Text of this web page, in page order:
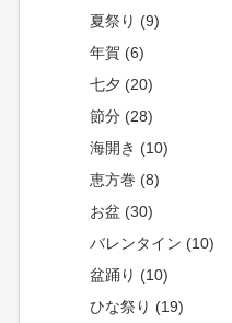
夏祭り (9)
年賀 (6)
七夕 (20)
節分 (28)
海開き (10)
恵方巻 (8)
お盆 (30)
バレンタイン (10)
盆踊り (10)
ひな祭り (19)